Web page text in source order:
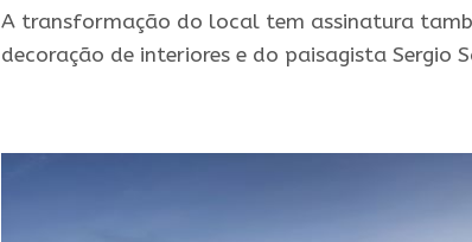
A transformação do local tem assinatura
decoração de interiores e do paisagista Sergio